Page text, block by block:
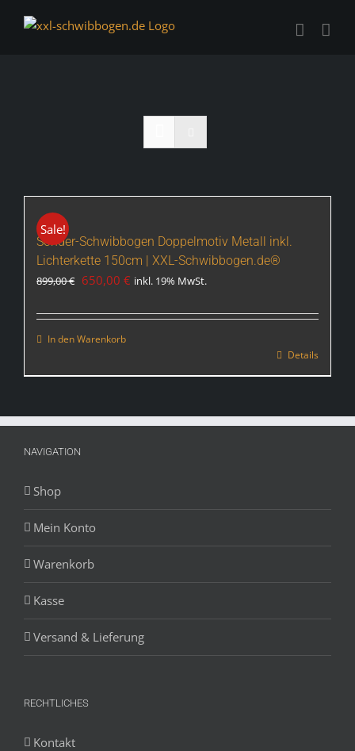
Inhalt
Sale!
Sonder-Schwibbogen Doppelmotiv Metall inkl.
Lichterkette 150cm | XXL-Schwibbogen.de®
899,00€ Ursprünglicher
war:
899,00 €
650,00 € Aktueller
ist:
inkl. 19% MwSt.
In den Warenkorb
Details
NAVIGATION
Shop
Mein Konto
Warenkorb
Kasse
Versand & Lieferung
RECHTLICHES
Kontakt